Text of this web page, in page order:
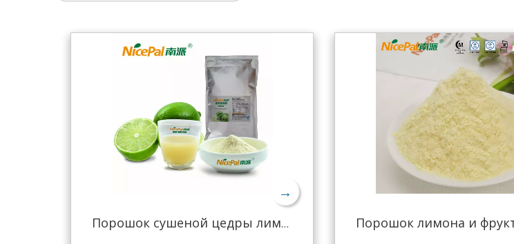
→
Порошок сушеной цедры лимона оптом